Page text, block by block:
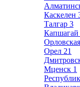
Каскелен
Талгар 3
Капшагай
Орел 21
Мценск 1